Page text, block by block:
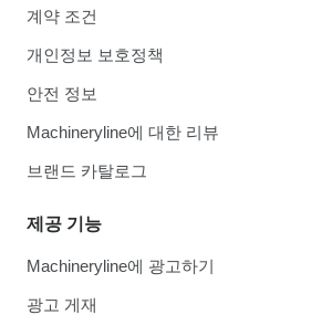
계약 조건
개인정보 보호정책
안전 정보
Machineryline에 대한 리뷰
브랜드 카탈로그
제공 기능
Machineryline에 광고하기
광고 게재